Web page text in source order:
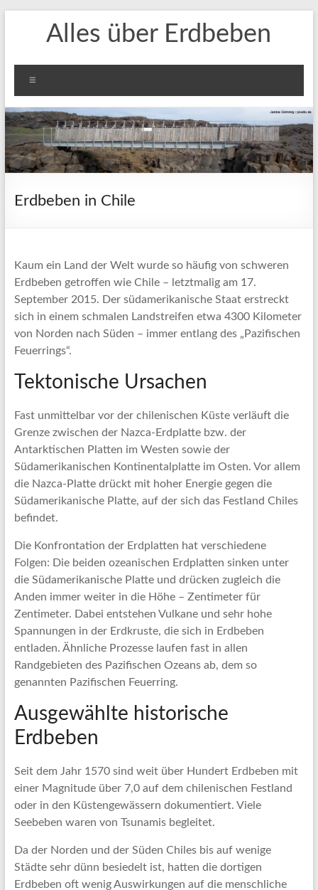
springenAlles über Erdbeben
Erdbeben in Chile
Kaum ein Land der Welt wurde so häufig von schweren
Erdbeben getroffen wie Chile – letztmalig am 17.
September 2015. Der südamerikanische Staat erstreckt
sich in einem schmalen Landstreifen etwa 4300 Kilometer
von Norden nach Süden – immer entlang des „Pazifischen
Feuerrings“.
Tektonische Ursachen
Fast unmittelbar vor der chilenischen Küste verläuft die
Grenze zwischen der Nazca-Erdplatte bzw. der
Antarktischen Platten im Westen sowie der
Südamerikanischen Kontinentalplatte im Osten. Vor allem
die Nazca-Platte drückt mit hoher Energie gegen die
Südamerikanische Platte, auf der sich das Festland Chiles
befindet.
Die Konfrontation der Erdplatten hat verschiedene
Folgen: Die beiden ozeanischen Erdplatten sinken unter
die Südamerikanische Platte und drücken zugleich die
Anden immer weiter in die Höhe – Zentimeter für
Zentimeter. Dabei entstehen Vulkane und sehr hohe
Spannungen in der Erdkruste, die sich in Erdbeben
entladen. Ähnliche Prozesse laufen fast in allen
Randgebieten des Pazifischen Ozeans ab, dem so
genannten Pazifischen Feuerring.
Ausgewählte historische
Erdbeben
Seit dem Jahr 1570 sind weit über Hundert Erdbeben mit
einer Magnitude über 7,0 auf dem chilenischen Festland
oder in den Küstengewässern dokumentiert. Viele
Seebeben waren von Tsunamis begleitet.
Da der Norden und der Süden Chiles bis auf wenige
Städte sehr dünn besiedelt ist, hatten die dortigen
Erdbeben oft wenig Auswirkungen auf die menschliche